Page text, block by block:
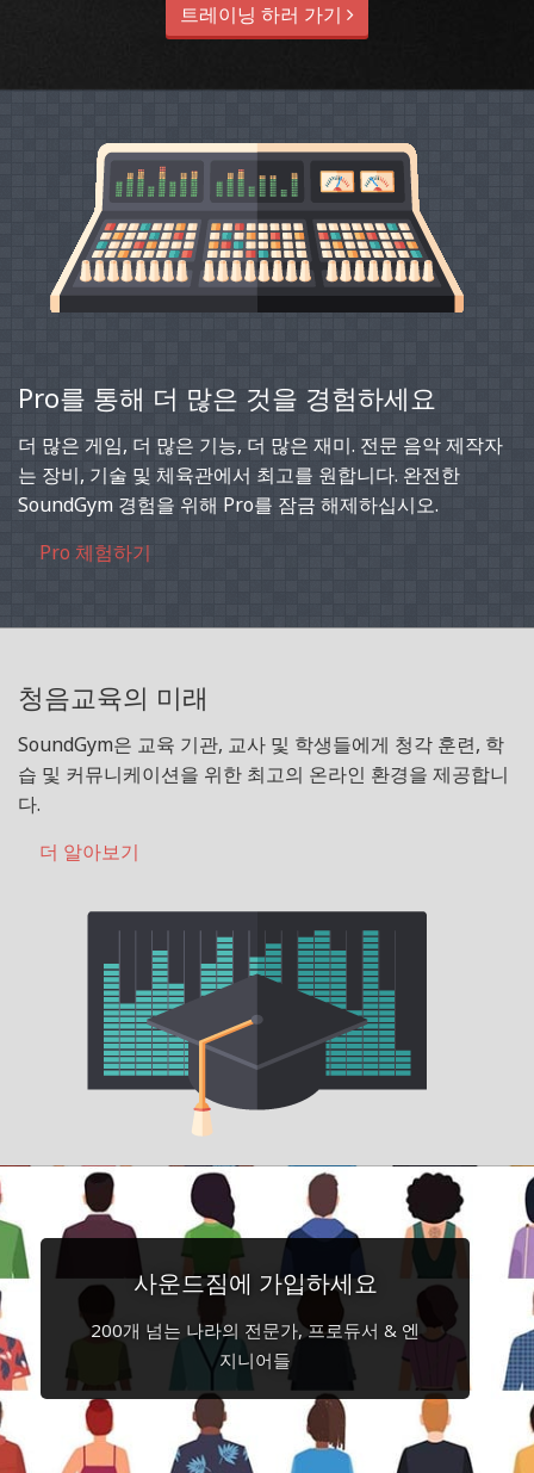
트레이닝 하러 가기
Pro를 통해 더 많은 것을 경험하세요
더 많은 게임, 더 많은 기능, 더 많은 재미. 전문 음악 제작자
는 장비, 기술 및 체육관에서 최고를 원합니다. 완전한
SoundGym 경험을 위해 Pro를 잠금 해제하십시오.
Pro 체험하기
청음교육의 미래
SoundGym은 교육 기관, 교사 및 학생들에게 청각 훈련, 학
습 및 커뮤니케이션을 위한 최고의 온라인 환경을 제공합니
다.
더 알아보기
사운드짐에 가입하세요
200개 넘는 나라의 전문가, 프로듀서 & 엔
지니어들